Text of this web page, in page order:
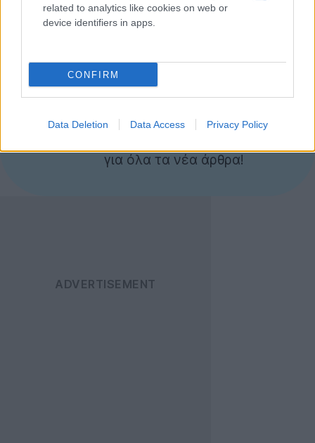
related to analytics like cookies on web or
device identifiers in apps.
CONFIRM
Data Deletion Data Access Privacy Policy
HDBlog]
Ακολουθήστε το
Newsγια να
για όλα τα νέα άρθρα!